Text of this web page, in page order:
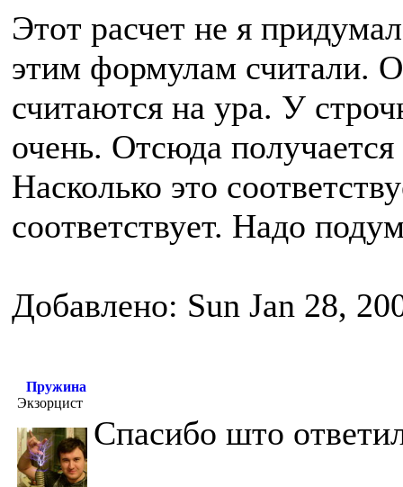
Этот расчет не я
этим формулам считали.
считаются на ура. У
очень. Отсюда
Насколько это
соответствует. Надо
Добавлено: Sun Jan 28,
Пружина
Экзорцист
Спасибо што